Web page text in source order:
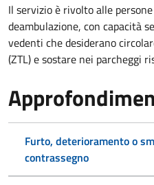
Il servizio è rivolto alle
deambulazione, con capacità
vedenti che desiderano
(ZTL) e sostare nei parcheggi
Furto, deterioramento o
contrassegno